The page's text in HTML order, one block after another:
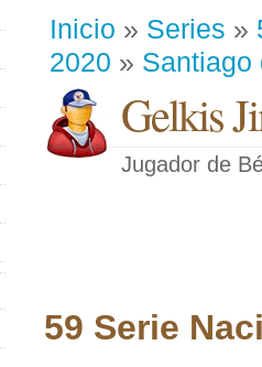
Inicio » Series »
2020 » Santiago
Gelkis
Jugador de
59 Serie